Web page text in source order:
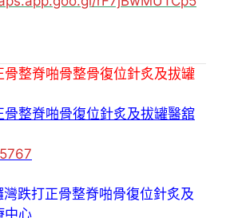
整脊啪骨整骨復位針炙及拔罐
整脊啪骨復位針炙及拔罐醫舘